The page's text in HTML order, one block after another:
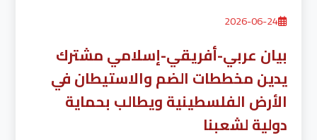
2026-06-24
بيان عربي-أفريقي-إسلامي مشترك
يدين مخططات الضم والاستيطان في
الأرض الفلسطينية ويطالب بحماية
دولية لشعبنا